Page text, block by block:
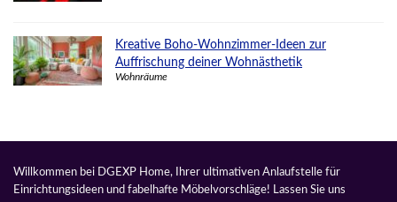
Kreative Boho-Wohnzimmer-Ideen zur
Auffrischung deiner Wohnästhetik
Wohnräume
Willkommen bei DGEXP Home, Ihrer ultimativen Anlaufstelle für
Einrichtungsideen und fabelhafte Möbelvorschläge! Lassen Sie uns